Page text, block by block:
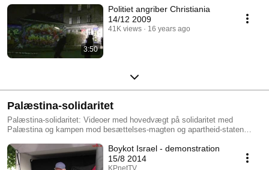
3:50
Politiet angriber Christiania
14/12 2009
41K views 16 years ago
Palæstina-solidaritet
Palæstina-solidaritet: Videoer med hovedvægt på solidaritet med
Palæstina og kampen mod besættelses-magten og apartheid-staten
Boykot Israel - demonstration
15/8 2014
KPnetTV